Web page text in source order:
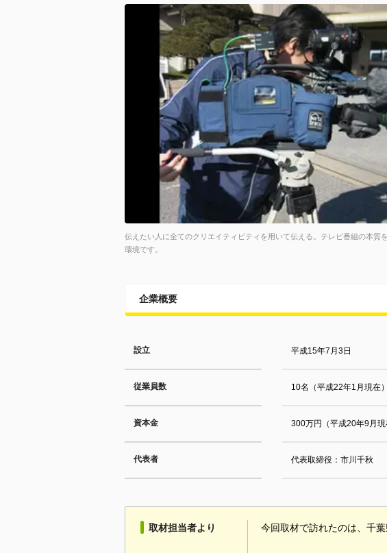
伝えたい人に全てのクリエイティビティを用いて伝える。テレビ番組の本質
環境です。
企業概要
設立 平成15年7月3日
従業員数 10名（平成22年1月現在）
資本金 300万円（平成20年9月現
代表者 代表取締役：市川千秋
取材担当者より 今回取材で訪れたのは、千